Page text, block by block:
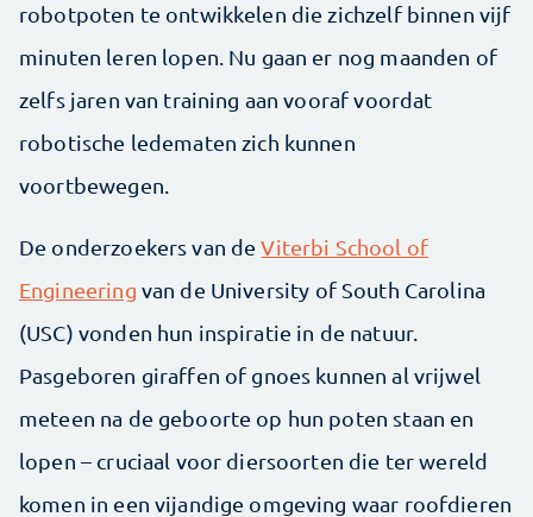
robotpoten te ontwikkelen die zichzelf binnen vijf
minuten leren lopen. Nu gaan er nog maanden of
zelfs jaren van training aan vooraf voordat
robotische ledematen zich kunnen
voortbewegen.
De onderzoekers van deViterbi School of
Engineering van de University of South Carolina
(USC) vonden hun inspiratie in de natuur.
Pasgeboren giraffen of gnoes kunnen al vrijwel
meteen na de geboorte op hun poten staan en
lopen – cruciaal voor diersoorten die ter wereld
komen in een vijandige omgeving waar roofdieren